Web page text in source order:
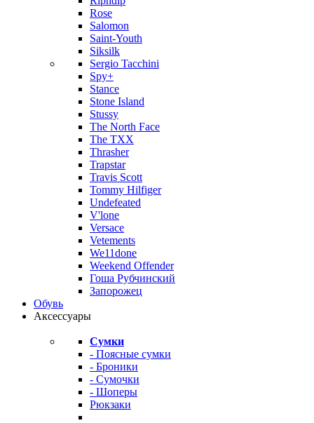
Rose
Salomon
Saint-Youth
Siksilk
Sergio Tacchini
Spy+
Stance
Stone Island
Stussy
The North Face
The TXX
Thrasher
Trapstar
Travis Scott
Tommy Hilfiger
Undefeated
V'lone
Versace
Vetements
We11done
Weekend Offender
Гоша Рубчинский
Запорожец
Обувь
Аксессуары
Сумки
- Поясные сумки
- Броники
- Сумочки
- Шоперы
Рюкзаки